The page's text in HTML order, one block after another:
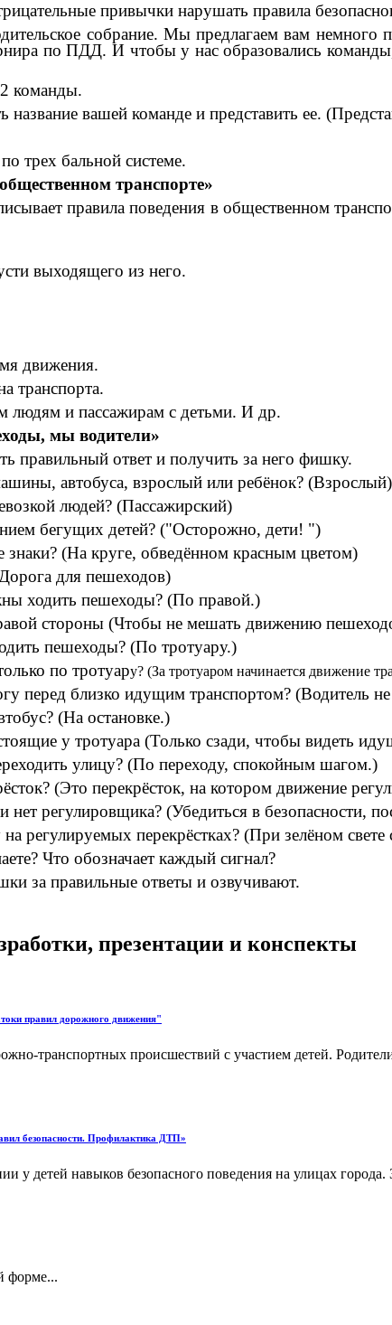
привычки нарушать правила
собрание. Мы предлагаем вам немного
по ПДД. И чтобы у нас образовались
команды.
вашей команде и представить ее.
трех бальной системе.
транспорте»
правила поведения в общественном
выходящего из него.
движения.
транспорта.
людям и пассажирам с детьми. И др.
мы водители»
правильный ответ и получить за него фишку.
автобуса, взрослый или ребёнок? (Взрослый)
людей? (Пассажирский)
бегущих детей? ("Осторожно, дети! ")
(На круге, обведённом красным цветом)
для пешеходов)
ходить пешеходы? (По правой.)
стороны (Чтобы не мешать движению
пешеходы? (По тротуару.)
по тротуару? (За тротуаром начинается движение
перед близко идущим транспортом? (Водитель
(На остановке.)
у тротуара (Только сзади, чтобы видеть
улицу? (По переходу, спокойным шагом.)
(Это перекрёсток, на котором движение
нет регулировщика? (Убедиться в безопасности,
регулируемых перекрёстках? (При зелёном
Что обозначает каждый сигнал?
за правильные ответы и озвучивают.
презентации и конспекты
правил дорожного движения"
транспортных происшествий с участием детей.
безопасности. Профилактика ДТП»
у детей навыков безопасного поведения на улицах
форме...